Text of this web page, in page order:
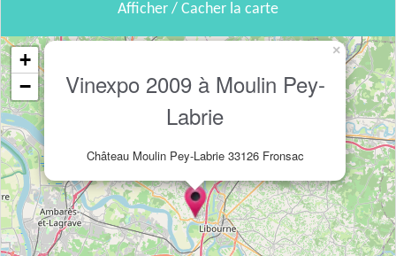
Afficher / Cacher la carte
Vinexpo 2009 à Moulin Pey-
Labrie
Château Moulin Pey-Labrie 33126 Fronsac
×
+
−